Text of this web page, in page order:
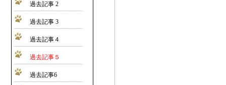
過去記事 2
過去記事 3
過去記事４
過去記事５
過去記事6